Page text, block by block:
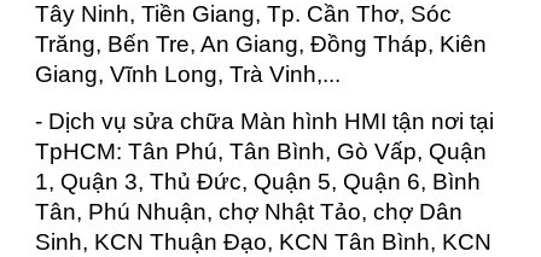
Tây Ninh, Tiền Giang, Tp. Cần Thơ, Sóc
Trăng, Bến Tre, An Giang, Đồng Tháp, Kiên
Giang, Vĩnh Long, Trà Vinh,...
- Dịch vụ sửa chữa Màn hình HMI tận nơi tại
TpHCM: Tân Phú, Tân Bình, Gò Vấp, Quận
1, Quận 3, Thủ Đức, Quận 5, Quận 6, Bình
Tân, Phú Nhuận, chợ Nhật Tảo, chợ Dân
Sinh, KCN Thuận Đạo, KCN Tân Bình, KCN